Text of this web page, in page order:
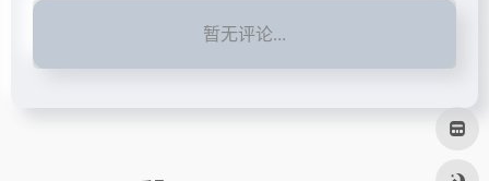
暂无评论...